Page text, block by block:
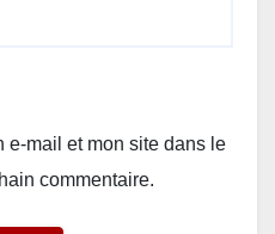
e-mail et mon site dans le
commentaire.